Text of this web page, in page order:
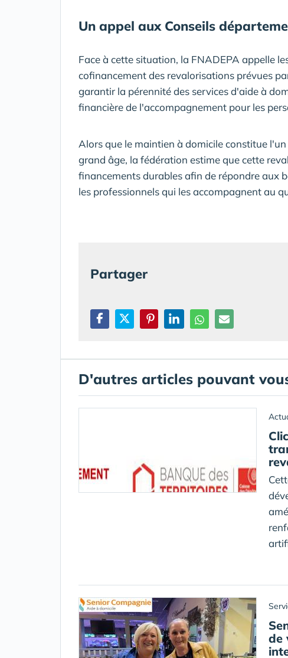
Un appel aux Conseils
Face à cette situation, la FNADEPA appelle
cofinancement des revalorisations prévues
garantir la pérennité des services d'aide à
financière de l'accompagnement pour les
Alors que le maintien à domicile constitue
grand âge, la fédération estime que cette
financements durables afin de répondre aux
les professionnels qui les accompagnent au
Partager
D'autres articles pouvant
de